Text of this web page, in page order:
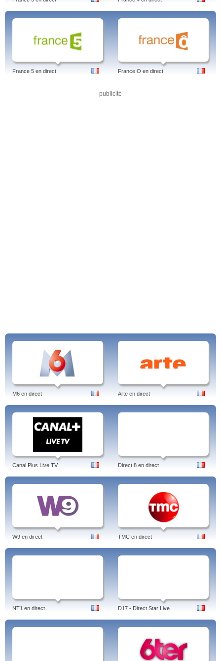
France 5 en direct France O en direct
- publicité -
M6 en direct Arte en direct
Canal Plus Live TV Direct 8 en direct
W9 en direct TMC en direct
NT1 en direct D17 - Direct Star Live